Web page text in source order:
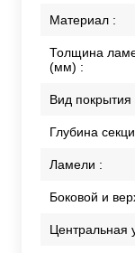
Материал :
Толщина
(мм) :
Вид покрытия
Глубина
Ламели :
Боковой и
Центральная